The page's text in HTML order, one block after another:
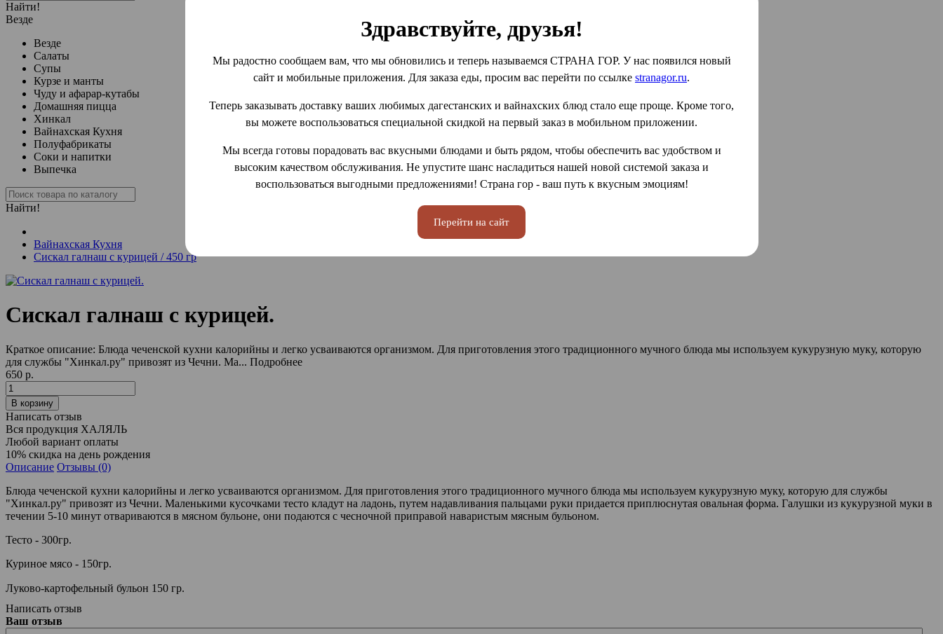
Найти!
Везде
Везде
Салаты
Супы
Курзе и манты
Чуду и афарар-кутабы
Домашняя пицца
Хинкал
Вайнахская Кухня
Полуфабрикаты
Соки и напитки
Выпечка
Найти!
Вайнахская Кухня
Сискал галнаш с курицей / 450 гр
Сискал галнаш с курицей.
Краткое описание: Блюда чеченской кухни калорийны и легко усваиваются организмом. Для приготовления этого традиционного мучного блюда мы используем кукурузную муку, которую
для службы "Хинкал.ру" привозят из Чечни. Ма... Подробнее
650 р.
Написать отзыв
Вся продукция ХАЛЯЛЬ
Любой вариант оплаты
10% скидка на день рождения
Описание Отзывы (0)
Блюда чеченской кухни калорийны и легко усваиваются организмом. Для приготовления этого традиционного мучного блюда мы используем кукурузную муку, которую для службы
"Хинкал.ру" привозят из Чечни. Маленькими кусочками тесто кладут на ладонь, путем надавливания пальцами руки придается приплюснутая овальная форма. Галушки из кукурузной муки в
течении 5-10 минут отвариваются в мясном бульоне, они подаются с чесночной приправой наваристым мясным бульоном.
Тесто - 300гр.
Куриное мясо - 150гр.
Луково-картофельный бульон 150 гр.
Написать отзыв
Ваш отзыв
Здравствуйте, друзья!
Мы радостно сообщаем вам, что мы обновились и теперь называемся СТРАНА ГОР. У нас появился новый
сайт и мобильные приложения. Для заказа еды, просим вас перейти по ссылке stranagor.ru.
Теперь заказывать доставку ваших любимых дагестанских и вайнахских блюд стало еще проще. Кроме того,
вы можете воспользоваться специальной скидкой на первый заказ в мобильном приложении.
Мы всегда готовы порадовать вас вкусными блюдами и быть рядом, чтобы обеспечить вас удобством и
высоким качеством обслуживания. Не упустите шанс насладиться нашей новой системой заказа и
воспользоваться выгодными предложениями! Страна гор - ваш путь к вкусным эмоциям!
Перейти на сайт